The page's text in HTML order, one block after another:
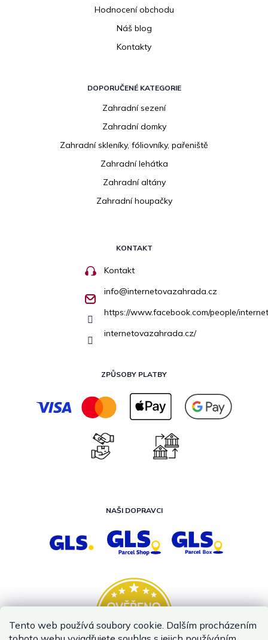
Tento web používá soubory cookie. Dalším procházením
Hodnocení obchodu
Náš blog
Kontakty
DOPORUČENÉ KATEGORIE
Zahradní sezení
Zahradní domky
Zahradní skleníky, fóliovníky, pařeniště
Zahradní lehátka
Zahradní altány
Zahradní houpačky
KONTAKT
Kontakt
info@internetovazahrada.cz
https://www.facebook.com/people/
internetovazahrada.cz/
ZPŮSOBY PLATBY
NAŠI DOPRAVCI